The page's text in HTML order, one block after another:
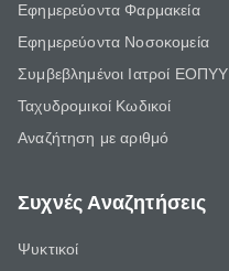
Εφημερεύοντα Φαρμακεία
Εφημερεύοντα Νοσοκομεία
Συμβεβλημένοι Ιατροί ΕΟΠΥΥ
Ταχυδρομικοί Κωδικοί
Αναζήτηση με αριθμό
Συχνές Αναζητήσεις
Ψυκτικοί